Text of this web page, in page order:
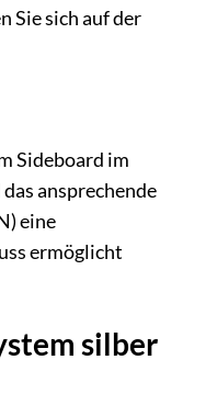
Sie sich auf der
Sideboard im
ansprechende
eine
ermöglicht
silber